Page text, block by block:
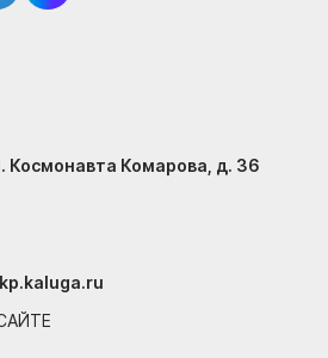
Космонавта Комарова, д. 36